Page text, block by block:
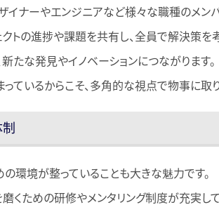
イナーやエンジニアなど様々な職種のメン
トの進捗や課題を共有し、全員で解決策を
たな発見やイノベーションにつながります。
ているからこそ、多角的な視点で物事に取
環境が整っていることも大きな魅力です。
くための研修やメンタリング制度が充実して